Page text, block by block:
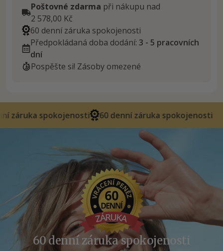
Poštovné zdarma při nákupu nad
2 578,00 Kč
60 denní záruka spokojenosti
Předpokládaná doba dodání: 3 - 5 pracovních
dní
Pospěšte si! Zásoby omezené
60 denní záruka spokojenosti 60 denní
60 denní záruka spokojenosti